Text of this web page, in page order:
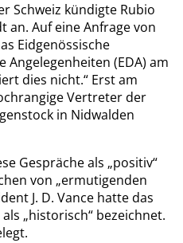
Schweiz kündigte Rubio
an. Auf eine Anfrage von
Eidgenössische
(EDA) am
dies nicht.“ Erst am
Vertreter der
in Nidwalden
Gespräche als „positiv“
von „ermutigenden
J. D. Vance hatte das
„historisch“ bezeichnet.